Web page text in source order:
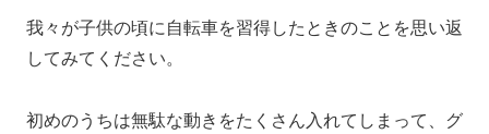
我々が子供の頃に自転車を習得したときのことを思い返
してみてください。
初めのうちは無駄な動きをたくさん入れてしまって、 グ